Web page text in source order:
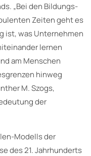
„Bei den Bildungs-
Zeiten geht es
ist, was Unternehmen
lernen
am Menschen
hinweg
M. Szogs,
der
Modells der
des 21. Jahrhunderts